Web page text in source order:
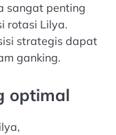
sangat penting
rotasi Lilya.
strategis dapat
ganking.
optimal